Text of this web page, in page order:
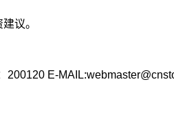
议。
E-